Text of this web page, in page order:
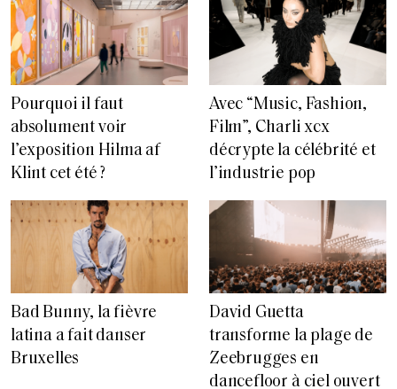
Pourquoi il faut
absolument voir
l’exposition Hilma af
Klint cet été ?
Avec “Music, Fashion,
Film”, Charli xcx
décrypte la célébrité et
l’industrie pop
Bad Bunny, la fièvre
latina a fait danser
Bruxelles
David Guetta
transforme la plage de
Zeebrugges en
dancefloor à ciel ouvert